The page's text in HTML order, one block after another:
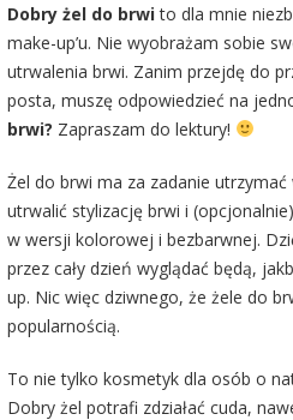
Dobry żel do brwito dla mnie
make-up’u. Nie wyobrażam sobie
utrwalenia brwi. Zanim przejdę do
posta, muszę odpowiedzieć na
brwi? Zapraszam do lektury!
Żel do brwi ma za zadanie
utrwalić stylizację brwi i
w wersji kolorowej i bezbarwnej.
przez cały dzień wyglądać będą,
up. Nic więc dziwnego, że żele do
popularnością.
To nie tylko kosmetyk dla osób o
Dobry żel potrafi zdziałać cuda,